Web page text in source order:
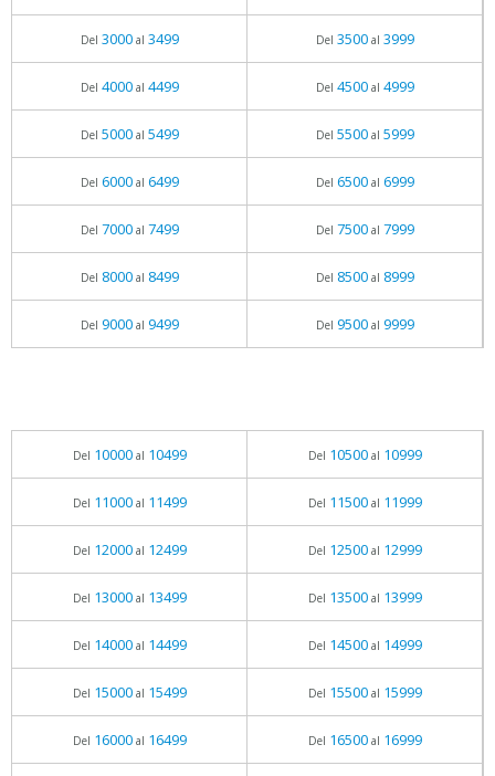
Del 3000al 3499 Del 3500al 3999
Del 4000al 4499 Del 4500al 4999
Del 5000al 5499 Del 5500al 5999
Del 6000al 6499 Del 6500al 6999
Del 7000al 7499 Del 7500al 7999
Del 8000al 8499 Del 8500al 8999
Del 9000al 9499 Del 9500al 9999
Del 10000al 10499 Del 10500al 10999
Del 11000al 11499 Del 11500al 11999
Del 12000al 12499 Del 12500al 12999
Del 13000al 13499 Del 13500al 13999
Del 14000al 14499 Del 14500al 14999
Del 15000al 15499 Del 15500al 15999
Del 16000al 16499 Del 16500al 16999